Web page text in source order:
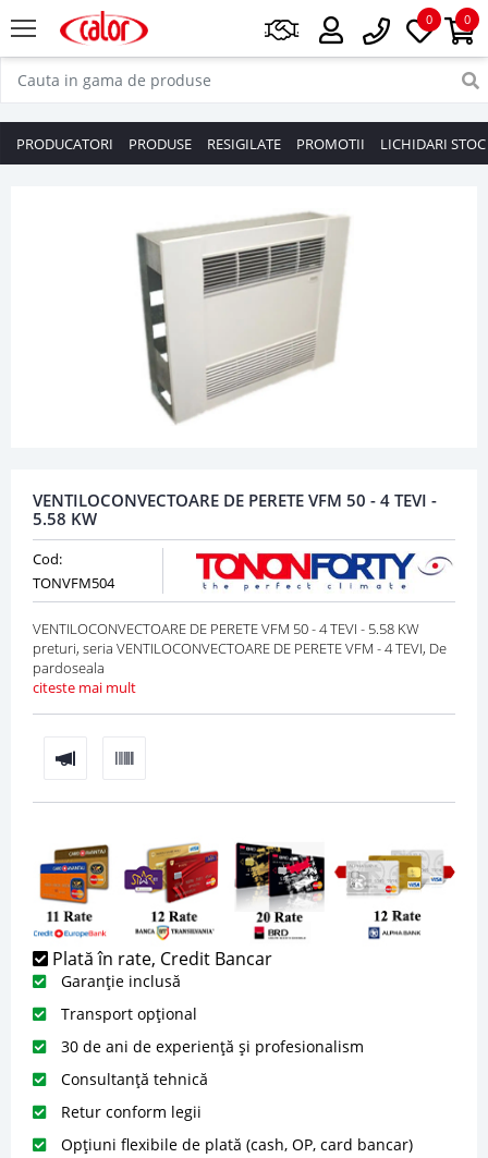
0
0
PRODUCATORI PRODUSE RESIGILATE PROMOTII LICHIDARI STOC
VENTILOCONVECTOARE DE PERETE VFM 50 - 4 TEVI -
5.58 KW
Cod:
TONVFM504
VENTILOCONVECTOARE DE PERETE VFM 50 - 4 TEVI - 5.58 KW
preturi, seria VENTILOCONVECTOARE DE PERETE VFM - 4 TEVI, De
pardoseala
citeste mai mult
Plată în rate, Credit Bancar
Garanție inclusă
Transport opțional
30 de ani de experiență și profesionalism
Consultanță tehnică
Retur conform legii
Opțiuni flexibile de plată (cash, OP, card bancar)